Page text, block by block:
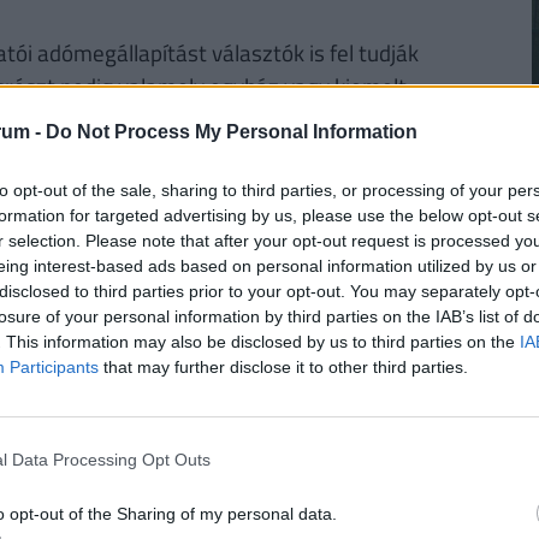
- Do Not Process My Personal Information
opt-out of the sale, sharing to third parties, or processing of your
for targeted advertising by us, please use the below opt-out
selection. Please note that after your opt-out request is processed
interest-based ads based on personal information utilized by us
to third parties prior to your opt-out. You may separately
of your personal information by third parties on the IAB’s list of
This information may also be disclosed by us to third parties on the
Participants that may further disclose it to other third parties.
Data Processing Opt Outs
opt-out of the Sharing of my personal data.
adómegállapítást választók is fel tudják
pedig valamely egyház vagy kiemelt
akkor a törlesztőrészletek szerinti
42 386forintos törlesztővel a Raiffeisen Bank
aCIB Bank (THM 11,29%-ot)és a MagNet
bankok ajánlataiért, illetve a konstrukciók
összeg, stb.) keresd fel aPénzcentrum
május 20-áig kísérőjegyzékkel adják át az